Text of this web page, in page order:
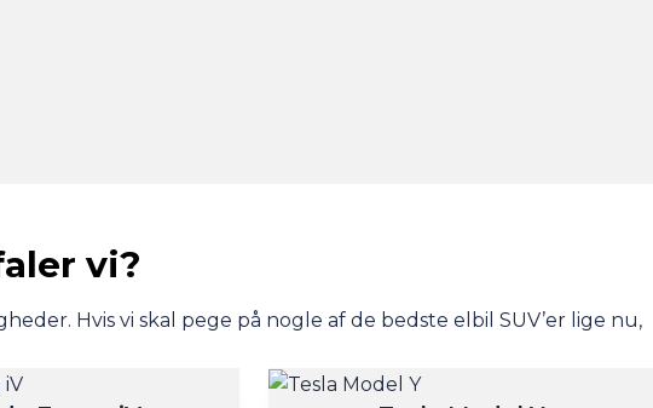
vi?
Hvis vi skal pege på nogle af de bedste elbil SUV’er lige nu,